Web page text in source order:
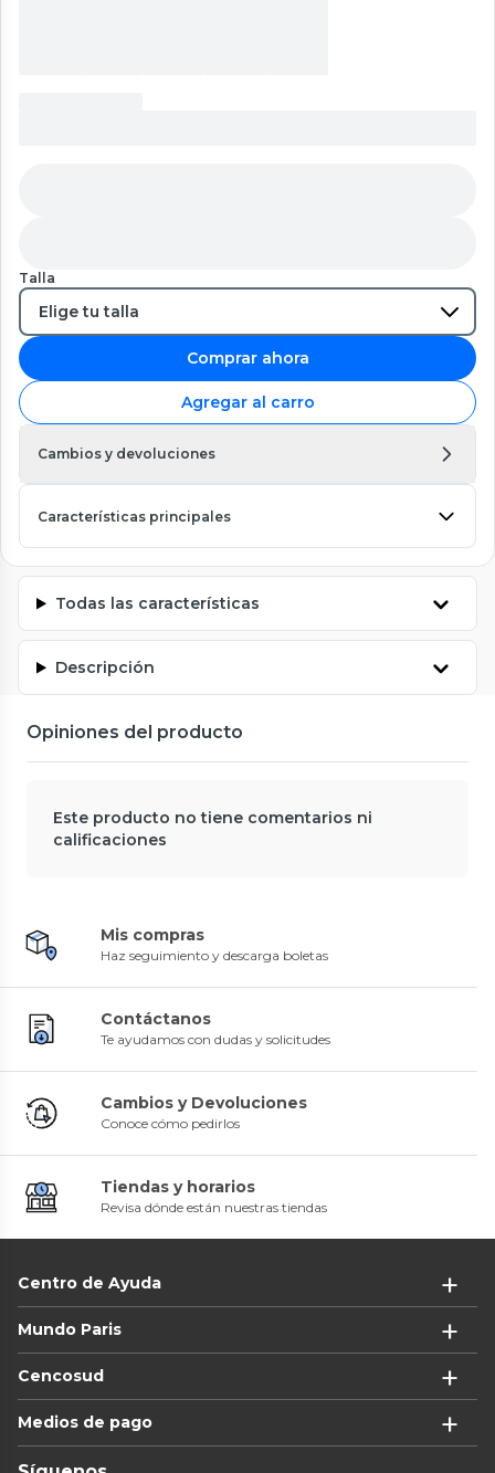
Talla
Comprar ahora
Agregar al carro
Cambios y devoluciones
Características principales
Todas las características
Descripción
Opiniones del producto
Este producto no tiene comentarios ni
calificaciones
Mis compras
Haz seguimiento y descarga boletas
Contáctanos
Te ayudamos con dudas y solicitudes
Cambios y Devoluciones
Conoce cómo pedirlos
Tiendas y horarios
Revisa dónde están nuestras tiendas
Centro de Ayuda
Mundo Paris
Cencosud
Medios de pago